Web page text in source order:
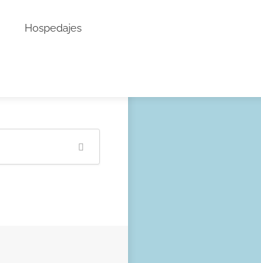
Hospedajes